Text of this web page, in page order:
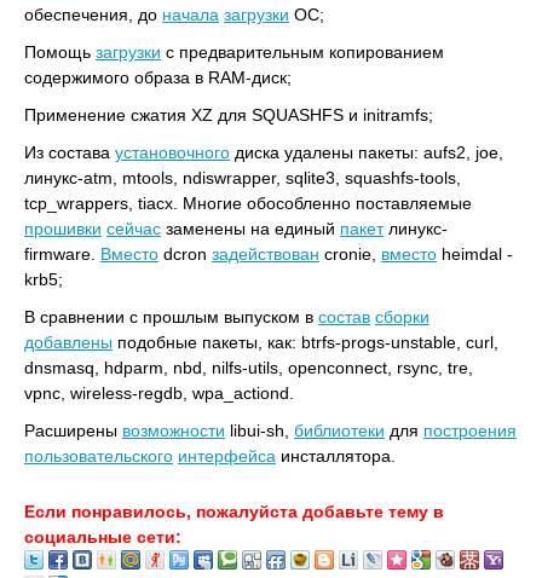
обеспечения, до начала загрузки ОС;
Помощь загрузки с предварительным копированием
содержимого образа в RAM-диск;
Применение сжатия XZ для SQUASHFS и initramfs;
Из состава установочного диска удалены пакеты: aufs2, joe,
линукс-atm, mtools, ndiswrapper, sqlite3, squashfs-tools,
tcp_wrappers, tiacx. Многие обособленно поставляемые
прошивки сейчас заменены на единый пакетлинукс-
firmware. Вместо dcron задействован cronie, вместо heimdal -
krb5;
В сравнении с прошлым выпуском в состав сборки
добавлены подобные пакеты, как: btrfs-progs-unstable, curl,
dnsmasq, hdparm, nbd, nilfs-utils, openconnect, rsync, tre,
vpnc, wireless-regdb, wpa_actiond.
Расширены возможности libui-sh, библиотеки для построения
пользовательского интерфейса инсталлятора.
Если понравилось, пожалуйста добавьте тему в
социальные сети: